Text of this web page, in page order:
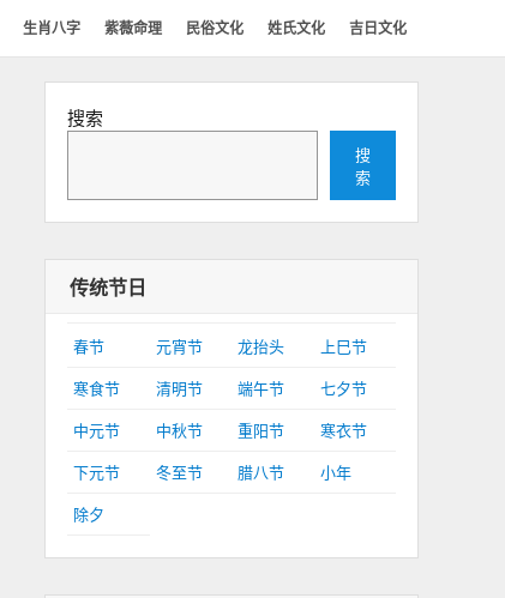
生肖八字 紫薇命理 民俗文化 姓氏文化 吉日文化
搜索
搜
索
传统节日
春节 元宵节 龙抬头
上巳节
寒食节
清明节 端午节
七夕节
中元节
中秋节 重阳节
寒衣节
下元节
冬至节 腊八节
小年
除夕